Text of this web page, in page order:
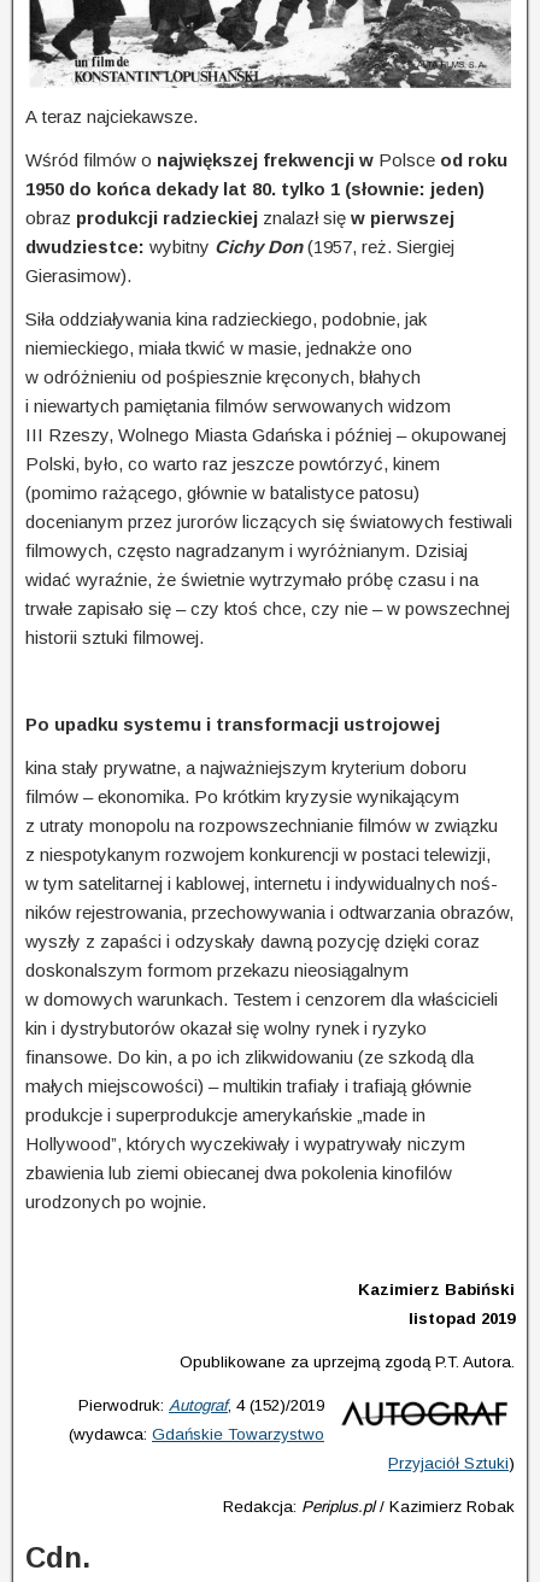
A teraz najciekawsze.
Wśród filmów o największej frekwencji w Polsce od roku
1950 do końca dekady lat 80. tylko 1 (słownie: jeden)
obraz produkcji radzieckiej znalazł się w pierwszej
dwudziestce: wybitny Cichy Don(1957, reż. Siergiej
Gierasimow).
Siła oddziaływania kina radzieckiego, podobnie, jak
niemieckiego, miała tkwić w masie, jednakże ono
w odróżnieniu od pośpiesznie kręconych, błahych
i niewartych pamiętania filmów serwowanych widzom
III Rzeszy, Wolnego Miasta Gdańska i później – okupowanej
Polski, było, co warto raz jeszcze powtórzyć, kinem
(pomimo rażącego, głównie w batalistyce patosu)
docenianym przez jurorów liczących się światowych festiwali
filmowych, często nagradzanym i wyróżnianym. Dzisiaj
widać wyraźnie, że świetnie wytrzymało próbę czasu i na
trwałe zapisało się – czy ktoś chce, czy nie – w powszechnej
historii sztuki filmowej.
Po upadku systemu i transformacji ustrojowej
kina stały prywatne, a najważniejszym kryterium doboru
filmów – ekonomika. Po krótkim kryzysie wynikającym
z utraty monopolu na rozpowszechnianie filmów w związku
z niespotykanym rozwo­jem konkurencji w postaci telewizji,
w tym satelitarnej i kablowej, internetu i indywidualnych noś­
ników rejestrowania, przechowywania i odtwarzania obrazów,
wyszły z zapaści i odzyskały dawną pozycję dzięki coraz
doskonalszym formom przekazu nieosiągalnym
w domowych warunkach. Testem i cenzorem dla właścicieli
kin i dystrybutorów okazał się wolny rynek i ryzyko
finansowe. Do kin, a po ich zlikwidowaniu (ze szkodą dla
małych miejscowości) – multikin trafiały i trafiają głównie
produkcje i superprodukcje amerykańskie „made in
Hollywood”, których wyczekiwały i wypatrywały niczym
zbawienia lub ziemi obiecanej dwa pokolenia kinofilów
urodzonych po wojnie.
Kazimierz Babiński
listopad 2019
Opublikowane za uprzejmą zgodą P.T. Autora.
Pierwodruk: Autograf, 4 (152)/2019
(wydawca: Gdańskie Towarzystwo
Przyjaciół Sztuki)
Redakcja: Periplus.pl/ Kazimierz Robak
Cdn.